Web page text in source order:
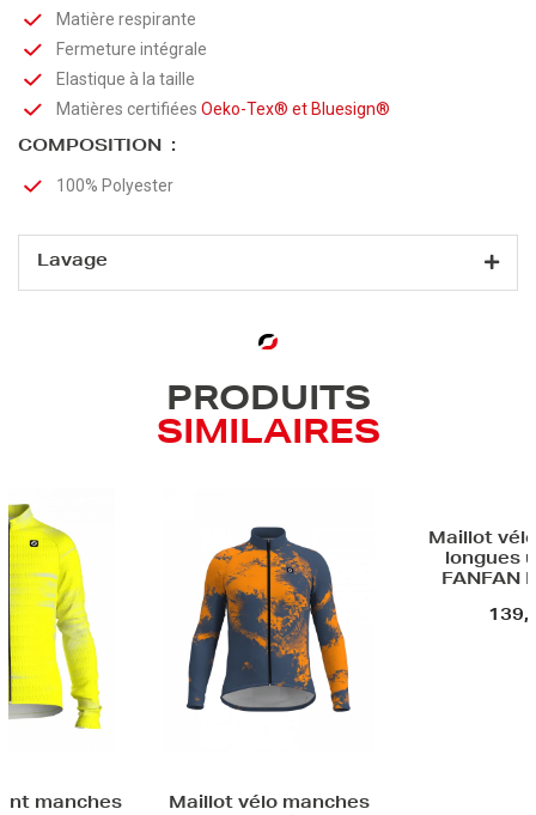
Matière respirante
Fermeture intégrale
Elastique à la taille
Matières certifiées Oeko-Tex® et Bluesign®
COMPOSITION :
100% Polyester
Lavage
PRODUITS
SIMILAIRES
Maillot vélo manches
Maillot vélo manches
longues unisexe -
FANFAN POLI LAB
139,90 €